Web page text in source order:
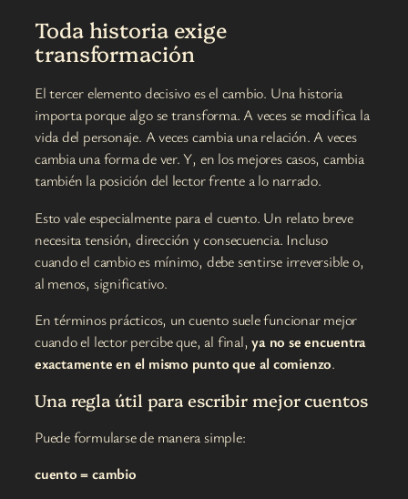
Toda historia exige
transformación
El tercer elemento decisivo es el cambio. Una historia
importa porque algo se transforma. A veces se modifica la
vida del personaje. A veces cambia una relación. A veces
cambia una forma de ver. Y, en los mejores casos, cambia
también la posición del lector frente a lo narrado.
Esto vale especialmente para el cuento. Un relato breve
necesita tensión, dirección y consecuencia. Incluso
cuando el cambio es mínimo, debe sentirse irreversible o,
al menos, significativo.
En términos prácticos, un cuento suele funcionar mejor
cuando el lector percibe que, al final,ya no se encuentra
exactamente en el mismo punto que al comienzo.
Una regla útil para escribir mejor cuentos
Puede formularse de manera simple:
cuento = cambio